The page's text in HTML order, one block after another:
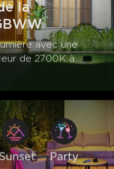
la
avec une
de 2700K à